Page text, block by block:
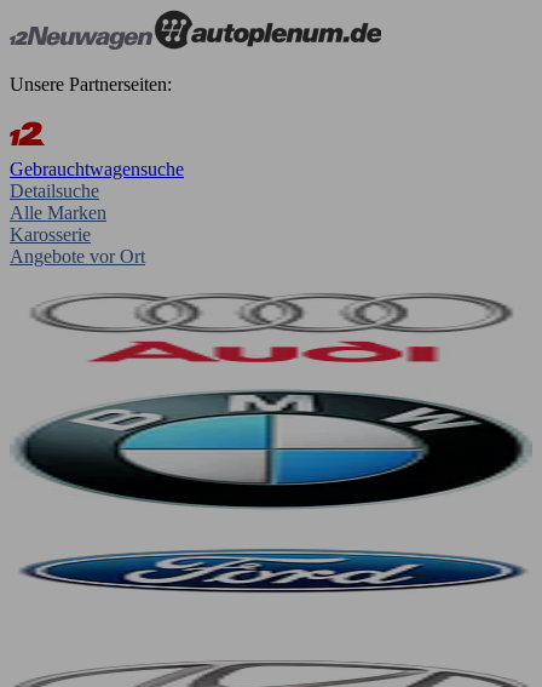
Unsere Partnerseiten:
Gebrauchtwagensuche
Detailsuche
Alle Marken
Karosserie
Angebote vor Ort